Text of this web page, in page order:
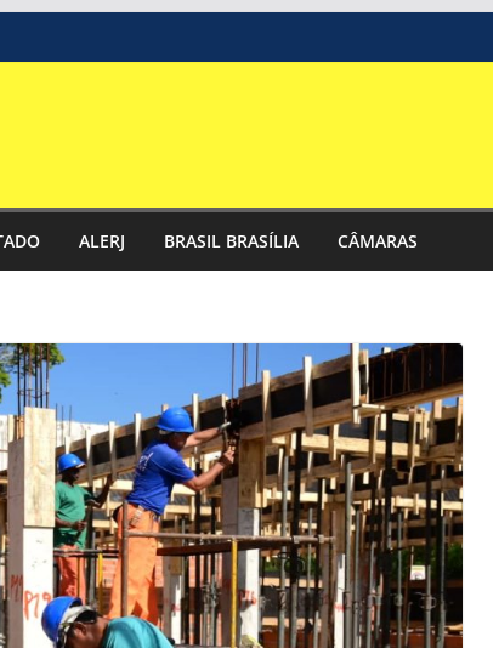
ALERJ BRASIL BRASÍLIA CÂMARAS